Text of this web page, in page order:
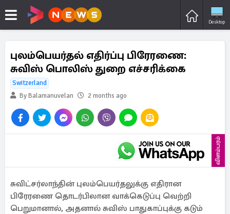
Desktop
புலம்பெயர்தல் எதிர்ப்பு பிரேரணை:
சுவிஸ் பொலிஸ் துறை எச்சரிக்கை
Switzerland
By Balamanuvelan
2 months ago
விளம்பரம்
சுவிட்சர்லாந்தின் புலம்பெயர்தலுக்கு எதிரான
பிரேரணை தொடர்பிலான வாக்கெடுப்பு வெற்றி
பெறுமானால், அதனால் சுவிஸ் பாதுகாப்புக்கு கடும்